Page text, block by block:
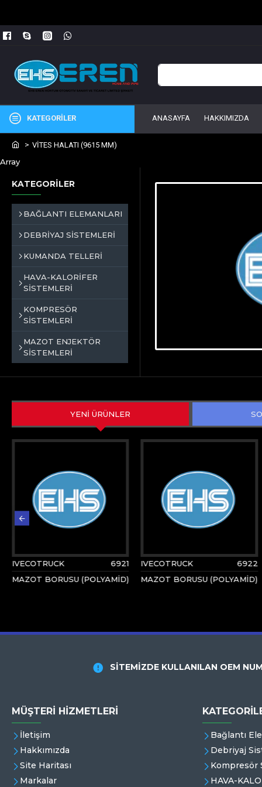
KATEGORİLER ANASAYFA HAKKIMIZDA
VİTES HALATI (9615 MM)
Array
KATEGORİLER
BAĞLANTI ELEMANLARI
DEBRİYAJ SİSTEMLERİ
KUMANDA TELLERİ
HAVA-KALORİFER
SİSTEMLERİ
KOMPRESÖR
SİSTEMLERİ
MAZOT ENJEKTÖR
SİSTEMLERİ
YENİ ÜRÜNLER
IVECOTRUCK
6921
MAZOT BORUSU (POLYAMİD)
IVECOTRUCK
6922
MAZOT BORUSU (POLYAMİD)
SİTEMİZDE KULLANILAN OEM
MÜŞTERI HIZMETLERI
İletişim
Hakkımızda
Site Haritası
Markalar
Bağlantı
Debriyaj
Kompresör
HAVA-